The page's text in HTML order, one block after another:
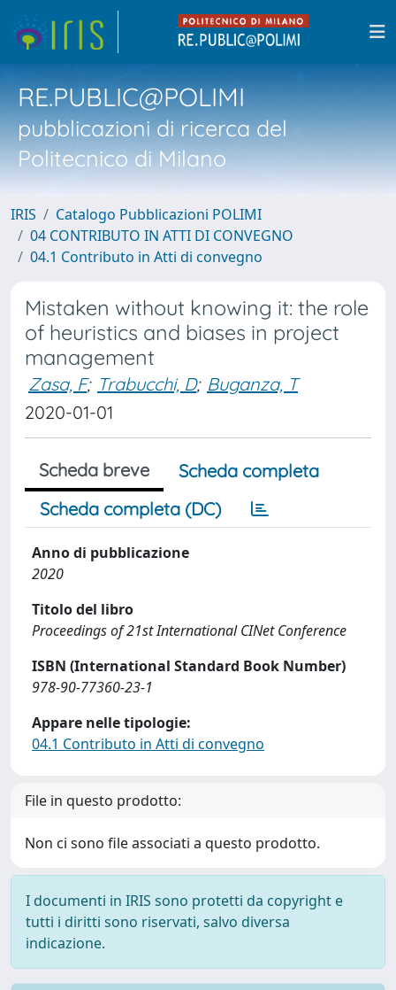
RE.PUBLIC@POLIMI
pubblicazioni di ricerca del
Politecnico di Milano
IRIS
Catalogo Pubblicazioni POLIMI
04 CONTRIBUTO IN ATTI DI CONVEGNO
04.1 Contributo in Atti di convegno
Mistaken without knowing it: the role
of heuristics and biases in project
management
Zasa, F; Trabucchi, D; Buganza, T
2020-01-01
Scheda breve
Scheda completa
Scheda completa (DC)
Anno di pubblicazione
2020
Titolo del libro
Proceedings of 21st International CINet Conference
ISBN (International Standard Book Number)
978-90-77360-23-1
Appare nelle tipologie:
04.1 Contributo in Atti di convegno
File in questo prodotto:
Non ci sono file associati a questo prodotto.
I documenti in IRIS sono protetti da copyright e
tutti i diritti sono riservati, salvo diversa
indicazione.